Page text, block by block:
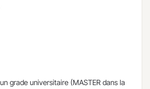
grade universitaire (MASTER dans la